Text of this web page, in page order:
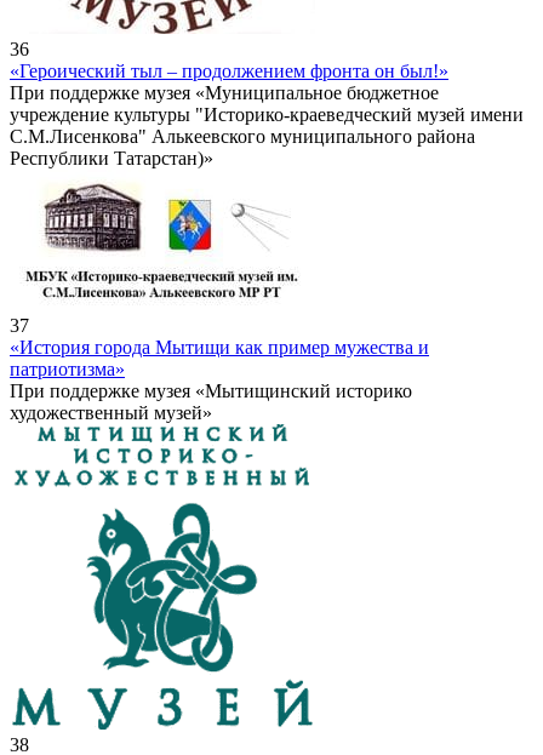
36
«Героический тыл – продолжением фронта он был!»
При поддержке музея «Муниципальное бюджетное
учреждение культуры "Историко-краеведческий музей имени
С.М.Лисенкова" Алькеевского муниципального района
Республики Татарстан)»
37
«История города Мытищи как пример мужества и
патриотизма»
При поддержке музея «Мытищинский историко
художественный музей»
38